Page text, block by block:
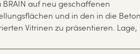
BRAIN auf neu geschaffenen
und in den in die
Vitrinen zu präsentieren. Lage,
an, präsentiert sich jedoch als